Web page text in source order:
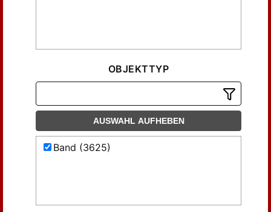
OBJEKTTYP
AUSWAHL AUFHEBEN
Band (3625)